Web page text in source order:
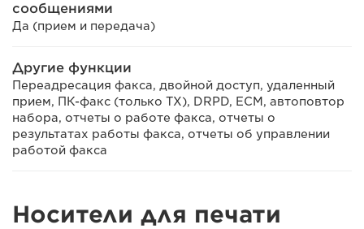
сообщениями
Да (прием и передача)
Другие функции
Переадресация факса, двойной доступ, удаленный
прием, ПК-факс (только TX), DRPD, ECM, автоповтор
набора, отчеты о работе факса, отчеты о
результатах работы факса, отчеты об управлении
работой факса
Носители для печати